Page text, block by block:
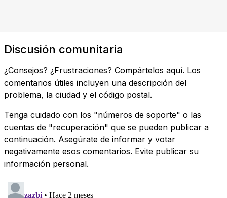
Discusión comunitaria
¿Consejos? ¿Frustraciones? Compártelos aquí. Los
comentarios útiles incluyen una descripción del
problema, la ciudad y el código postal.
Tenga cuidado con los "números de soporte" o las
cuentas de "recuperación" que se pueden publicar a
continuación. Asegúrate de informar y votar
negativamente esos comentarios. Evite publicar su
información personal.